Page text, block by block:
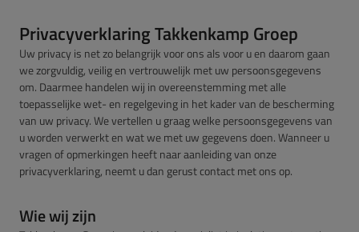
Privacyverklaring Takkenkamp Groep
Uw privacy is net zo belangrijk voor ons als voor u en daarom gaan
we zorgvuldig, veilig en vertrouwelijk met uw persoonsgegevens
om. Daarmee handelen wij in overeenstemming met alle
toepasselijke wet- en regelgeving in het kader van de bescherming
van uw privacy. We vertellen u graag welke persoonsgegevens van
u worden verwerkt en wat we met uw gegevens doen. Wanneer u
vragen of opmerkingen heeft naar aanleiding van onze
privacyverklaring, neemt u dan gerust contact met ons op.
Wie wij zijn